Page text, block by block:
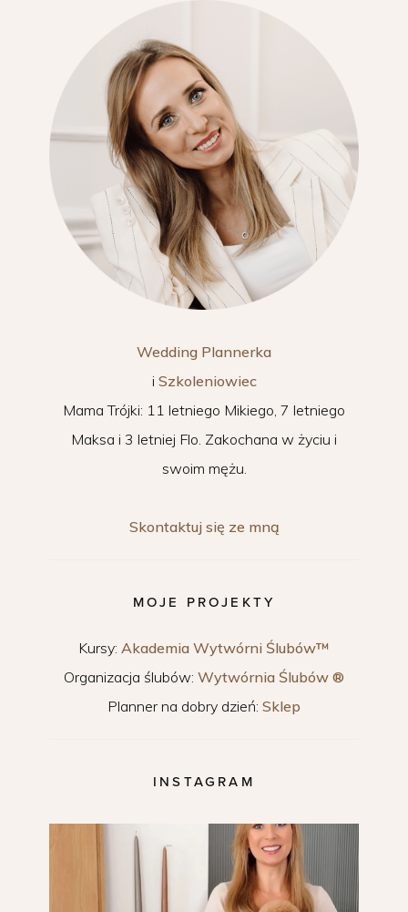
Wedding Plannerka
i Szkoleniowiec
Mama Trójki: 11 letniego Mikiego, 7 letniego
Maksa i 3 letniej Flo. Zakochana w życiu i
swoim mężu.
Skontaktuj się ze mną
MOJE PROJEKTY
Kursy: Akademia Wytwórni Ślubów™
Organizacja ślubów: Wytwórnia Ślubów ®
Planner na dobry dzień: Sklep
INSTAGRAM